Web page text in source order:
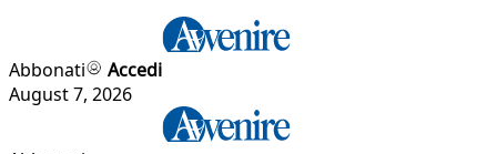
Abbonati
Accedi
August 7, 2026